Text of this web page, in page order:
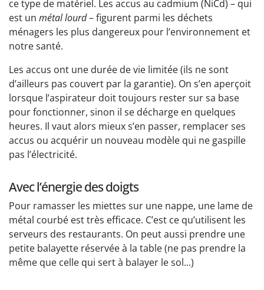
ce type de matériel. Les accus au cadmium (NiCd) – qui
est un métal lourd– figurent parmi les déchets
ménagers les plus dangereux pour l’environnement et
notre santé.
Les accus ont une durée de vie limitée (ils ne sont
d’ailleurs pas couvert par la garantie). On s’en aperçoit
lorsque l’aspirateur doit toujours rester sur sa base
pour fonctionner, sinon il se décharge en quelques
heures. Il vaut alors mieux s’en passer, remplacer ses
accus ou acquérir un nouveau modèle qui ne gaspille
pas l’électricité.
Avec l’énergie des doigts
Pour ramasser les miettes sur une nappe, une lame de
métal courbé est très efficace. C’est ce qu’utilisent les
serveurs des restaurants. On peut aussi prendre une
petite balayette réservée à la table (ne pas prendre la
même que celle qui sert à balayer le sol...)